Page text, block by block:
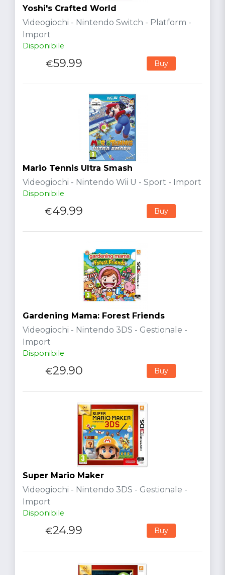
Yoshi's Crafted World
Videogiochi - Nintendo Switch - Platform -
Import
Disponibile
€59.99 Buy
Mario Tennis Ultra Smash
Videogiochi - Nintendo Wii U - Sport - Import
Disponibile
€49.99 Buy
Gardening Mama: Forest Friends
Videogiochi - Nintendo 3DS - Gestionale -
Import
Disponibile
€29.90 Buy
Super Mario Maker
Videogiochi - Nintendo 3DS - Gestionale -
Import
Disponibile
€24.99 Buy